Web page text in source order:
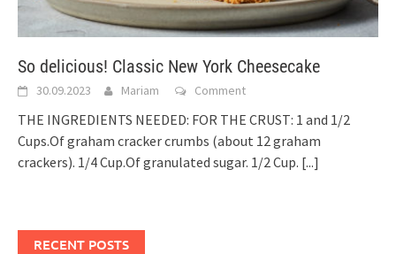
So delicious! Classic New York Cheesecake
30.09.2023 Mariam Comment
THE INGREDIENTS NEEDED: FOR THE CRUST: 1 and 1/2
Cups.Of graham cracker crumbs (about 12 graham
crackers). 1/4 Cup.Of granulated sugar. 1/2 Cup. [...]
RECENT POSTS